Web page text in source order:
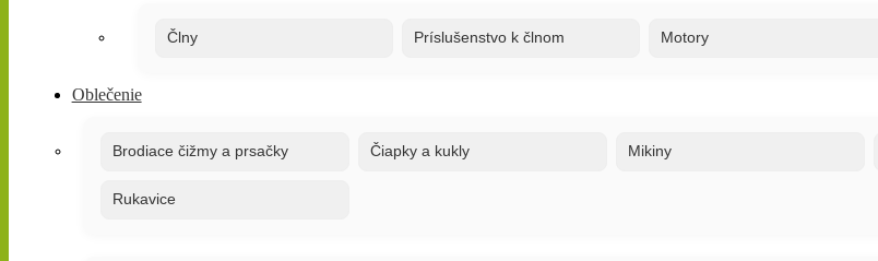
Člny Príslušenstvo k člnom Motory
Oblečenie
Brodiace čižmy a prsačky Čiapky a kukly Mikiny
Rukavice